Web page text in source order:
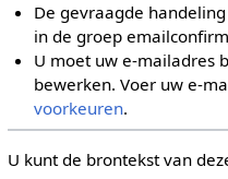
De gevraagde
in de groep
U moet uw e-mailadres
bewerken. Voer uw e-
voorkeuren.
U kunt de brontekst van